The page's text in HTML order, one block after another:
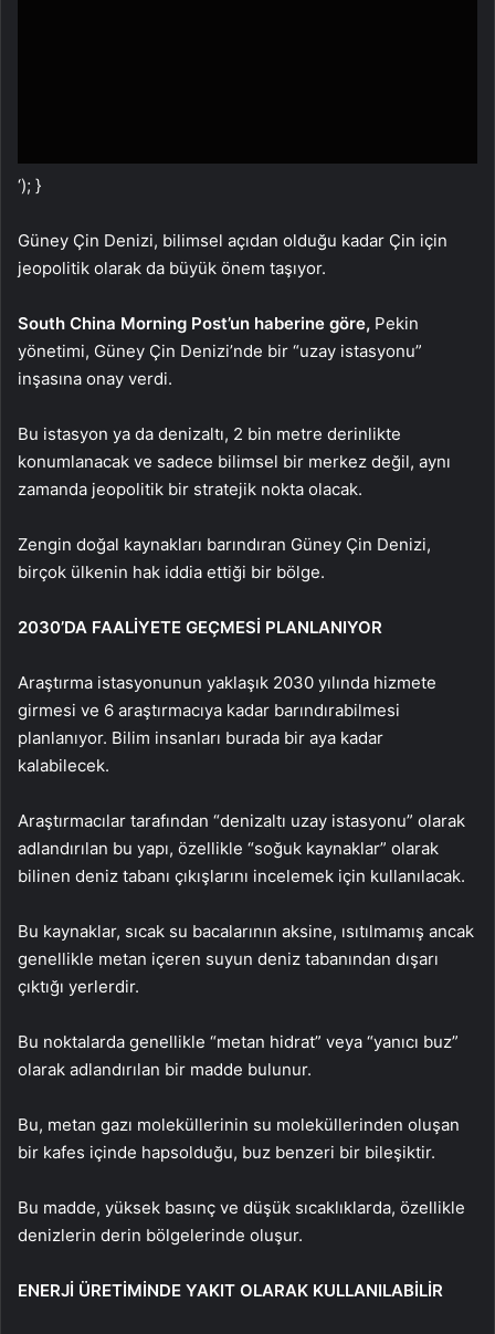
‘); }
Güney Çin Denizi, bilimsel açıdan olduğu kadar Çin için
jeopolitik olarak da büyük önem taşıyor.
South China Morning Post’un haberine göre, Pekin
yönetimi, Güney Çin Denizi’nde bir “uzay istasyonu”
inşasına onay verdi.
Bu istasyon ya da denizaltı, 2 bin metre derinlikte
konumlanacak ve sadece bilimsel bir merkez değil, aynı
zamanda jeopolitik bir stratejik nokta olacak.
Zengin doğal kaynakları barındıran Güney Çin Denizi,
birçok ülkenin hak iddia ettiği bir bölge.
2030’DA FAALİYETE GEÇMESİ PLANLANIYOR
Araştırma istasyonunun yaklaşık 2030 yılında hizmete
girmesi ve 6 araştırmacıya kadar barındırabilmesi
planlanıyor. Bilim insanları burada bir aya kadar
kalabilecek.
Araştırmacılar tarafından “denizaltı uzay istasyonu” olarak
adlandırılan bu yapı, özellikle “soğuk kaynaklar” olarak
bilinen deniz tabanı çıkışlarını incelemek için kullanılacak.
Bu kaynaklar, sıcak su bacalarının aksine, ısıtılmamış ancak
genellikle metan içeren suyun deniz tabanından dışarı
çıktığı yerlerdir.
Bu noktalarda genellikle “metan hidrat” veya “yanıcı buz”
olarak adlandırılan bir madde bulunur.
Bu, metan gazı moleküllerinin su moleküllerinden oluşan
bir kafes içinde hapsolduğu, buz benzeri bir bileşiktir.
Bu madde, yüksek basınç ve düşük sıcaklıklarda, özellikle
denizlerin derin bölgelerinde oluşur.
ENERJİ ÜRETİMİNDE YAKIT OLARAK KULLANILABİLİR